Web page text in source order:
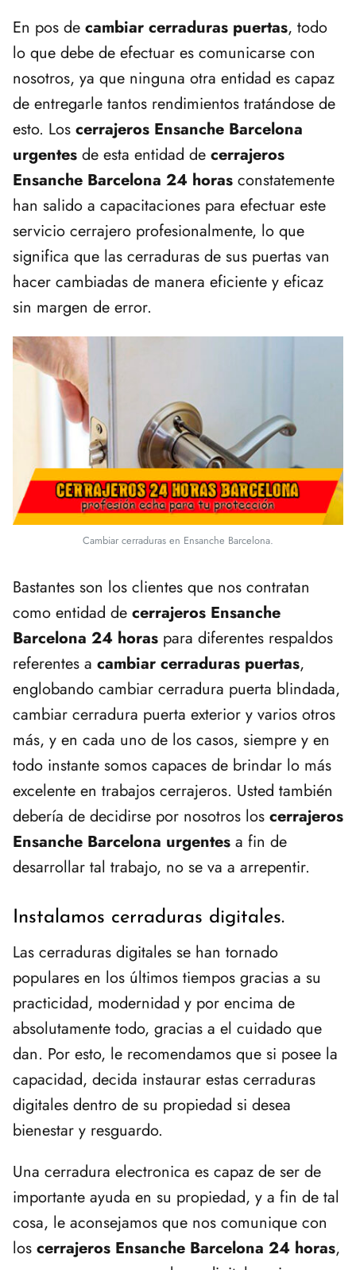
En pos de cambiar cerraduras puertas, todo
lo que debe de efectuar es comunicarse con
nosotros, ya que ninguna otra entidad es capaz
de entregarle tantos rendimientos tratándose de
esto. Los cerrajeros Ensanche Barcelona
urgentes de esta entidad de cerrajeros
Ensanche Barcelona 24 horas constatemente
han salido a capacitaciones para efectuar este
servicio cerrajero profesionalmente, lo que
significa que las cerraduras de sus puertas van
hacer cambiadas de manera eficiente y eficaz
sin margen de error.
Cambiar cerraduras en Ensanche Barcelona.
Bastantes son los clientes que nos contratan
como entidad de cerrajeros Ensanche
Barcelona 24 horas para diferentes respaldos
referentes a cambiar cerraduras puertas,
englobando cambiar cerradura puerta blindada,
cambiar cerradura puerta exterior y varios otros
más, y en cada uno de los casos, siempre y en
todo instante somos capaces de brindar lo más
excelente en trabajos cerrajeros. Usted también
debería de decidirse por nosotros los cerrajeros
Ensanche Barcelona urgentes a fin de
desarrollar tal trabajo, no se va a arrepentir.
Instalamos cerraduras digitales.
Las cerraduras digitales se han tornado
populares en los últimos tiempos gracias a su
practicidad, modernidad y por encima de
absolutamente todo, gracias a el cuidado que
dan. Por esto, le recomendamos que si posee la
capacidad, decida instaurar estas cerraduras
digitales dentro de su propiedad si desea
bienestar y resguardo.
Una cerradura electronica es capaz de ser de
importante ayuda en su propiedad, y a fin de tal
cosa, le aconsejamos que nos comunique con
los cerrajeros Ensanche Barcelona 24 horas,